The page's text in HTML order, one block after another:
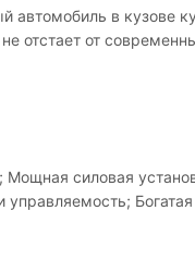
автомобиль в кузове
отстает от
силовая
управляемость;